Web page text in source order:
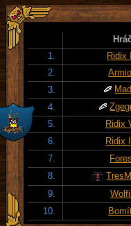
1.
Ridix
2.
3.
4.
5.
Ridix
6.
Ridix
7.
8.
9.
10.